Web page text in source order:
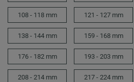
108 - 118 mm 121 - 127 mm
138 - 144 mm 159 - 168 mm
176 - 182 mm 193 - 203 mm
208 - 214 mm 217 - 224 mm